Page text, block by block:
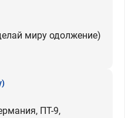
миру одолжение)
ПТ-9,